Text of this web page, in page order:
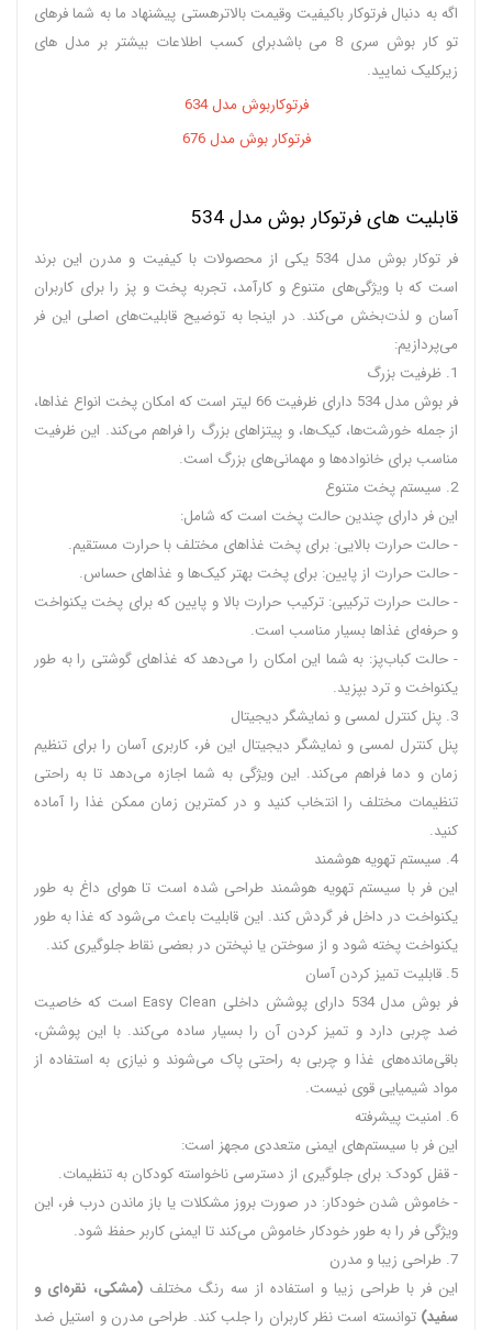
اگه به دنبال فرتوکار باکیفیت وقیمت بالاترهستی پیشنهاد ما به شما فرهای
تو کار بوش سری 8 می باشدبرای کسب اطلاعات بیشتر بر مدل های
زیرکلیک نمایید.
فرتوکاربوش مدل 634
فرتوکار بوش مدل 676
قابلیت های فرتوکار بوش مدل 534
فر توکار بوش مدل 534 یکی از محصولات با کیفیت و مدرن این برند
است که با ویژگی‌های متنوع و کارآمد، تجربه پخت و پز را برای کاربران
آسان و لذت‌بخش می‌کند. در اینجا به توضیح قابلیت‌های اصلی این فر
می‌پردازیم:
1. ظرفیت بزرگ
فر بوش مدل 534 دارای ظرفیت 66 لیتر است که امکان پخت انواع غذاها،
از جمله خورشت‌ها، کیک‌ها، و پیتزاهای بزرگ را فراهم می‌کند. این ظرفیت
مناسب برای خانواده‌ها و مهمانی‌های بزرگ است.
2. سیستم پخت متنوع
این فر دارای چندین حالت پخت است که شامل:
- حالت حرارت بالایی: برای پخت غذاهای مختلف با حرارت مستقیم.
- حالت حرارت از پایین: برای پخت بهتر کیک‌ها و غذاهای حساس.
- حالت حرارت ترکیبی: ترکیب حرارت بالا و پایین که برای پخت یکنواخت
و حرفه‌ای غذاها بسیار مناسب است.
- حالت کباب‌پز: به شما این امکان را می‌دهد که غذاهای گوشتی را به طور
یکنواخت و ترد بپزید.
3. پنل کنترل لمسی و نمایشگر دیجیتال
پنل کنترل لمسی و نمایشگر دیجیتال این فر، کاربری آسان را برای تنظیم
زمان و دما فراهم می‌کند. این ویژگی به شما اجازه می‌دهد تا به راحتی
تنظیمات مختلف را انتخاب کنید و در کمترین زمان ممکن غذا را آماده
کنید.
4. سیستم تهویه هوشمند
این فر با سیستم تهویه هوشمند طراحی شده است تا هوای داغ به طور
یکنواخت در داخل فر گردش کند. این قابلیت باعث می‌شود که غذا به طور
یکنواخت پخته شود و از سوختن یا نپختن در بعضی نقاط جلوگیری کند.
5. قابلیت تمیز کردن آسان
فر بوش مدل 534 دارای پوشش داخلی Easy Clean است که خاصیت
ضد چربی دارد و تمیز کردن آن را بسیار ساده می‌کند. با این پوشش،
باقی‌مانده‌های غذا و چربی به راحتی پاک می‌شوند و نیازی به استفاده از
مواد شیمیایی قوی نیست.
6. امنیت پیشرفته
این فر با سیستم‌های ایمنی متعددی مجهز است:
- قفل کودک: برای جلوگیری از دسترسی ناخواسته کودکان به تنظیمات.
- خاموش شدن خودکار: در صورت بروز مشکلات یا باز ماندن درب فر، این
ویژگی فر را به طور خودکار خاموش می‌کند تا ایمنی کاربر حفظ شود.
7. طراحی زیبا و مدرن
این فر با طراحی زیبا و استفاده از سه رنگ مختلف (مشکی، نقره‌ای و
سفید) توانسته است نظر کاربران را جلب کند. طراحی مدرن و استیل ضد